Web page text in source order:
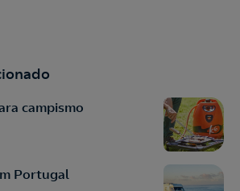
campismo
Portugal